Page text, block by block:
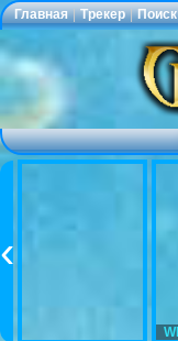
Главная | Трекер | Поиск